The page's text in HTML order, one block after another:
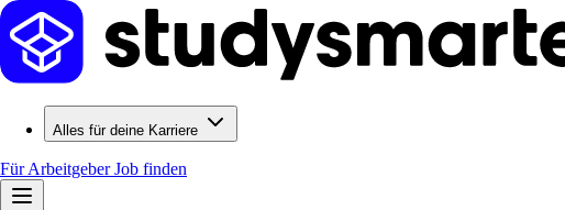
Alles für deine Karriere
Für ArbeitgeberJob finden